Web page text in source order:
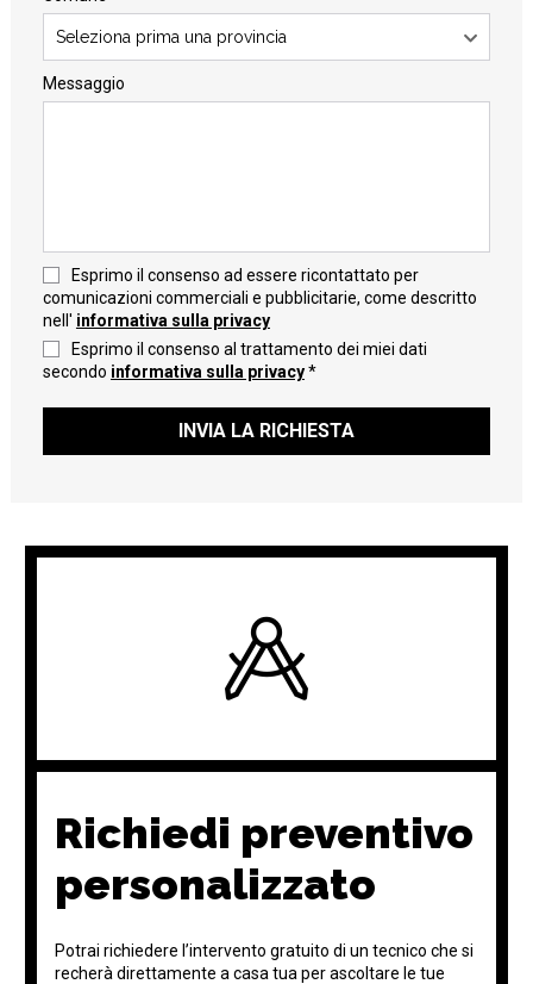
Seleziona prima una provincia
Messaggio
Esprimo il consenso ad essere ricontattato per
comunicazioni commerciali e pubblicitarie, come descritto
nell' informativa sulla privacy
Esprimo il consenso al trattamento dei miei dati
secondo informativa sulla privacy*
INVIA LA RICHIESTA
Richiedi preventivo
personalizzato
Potrai richiedere l’intervento gratuito di un tecnico che si
recherà direttamente a casa tua per ascoltare le tue